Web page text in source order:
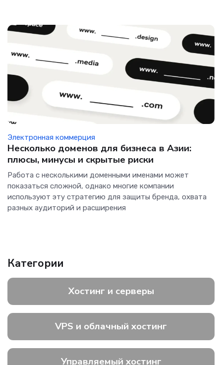
Электронная коммерция
Несколько доменов для бизнеса в Азии:
плюсы, минусы и скрытые риски
Работа с несколькими доменными именами может
показаться сложной, однако многие компании
используют эту стратегию для защиты бренда, охвата
разных аудиторий и расширения
Категории
Хостинг и серверы
VPS и облачный хостинг
Управляемый хостинг